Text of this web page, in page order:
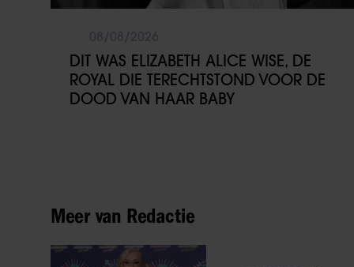
verstrekt of die ze hebben
DIT WAS ELIZABETH ALICE WISE, DE
ROYAL DIE TERECHTSTOND VOOR DE
DOOD VAN HAAR BABY
Meer van Redactie